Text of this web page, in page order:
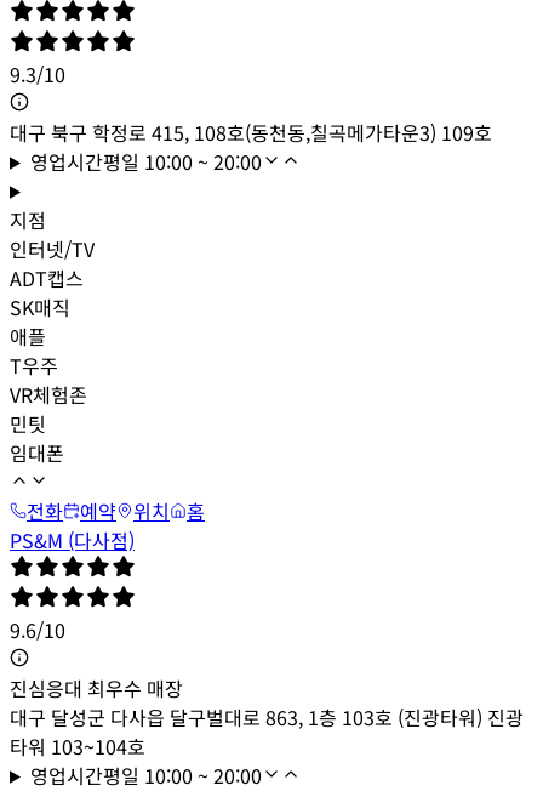
9.3/10
대구 북구 학정로 415, 108호(동천동,칠곡메가타운3) 109호
영업시간평일 10:00 ~ 20:00
지점
인터넷/TV
ADT캡스
SK매직
애플
T우주
VR체험존
민팃
임대폰
전화
예약 위치
홈
PS&M (다사점)
9.6/10
진심응대 최우수 매장
대구 달성군 다사읍 달구벌대로 863, 1층 103호 (진광타워) 진광
타워 103~104호
영업시간평일 10:00 ~ 20:00